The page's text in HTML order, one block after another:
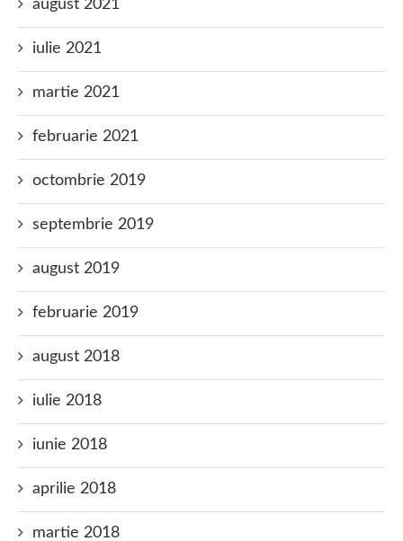
august 2021
iulie 2021
martie 2021
februarie 2021
octombrie 2019
septembrie 2019
august 2019
februarie 2019
august 2018
iulie 2018
iunie 2018
aprilie 2018
martie 2018